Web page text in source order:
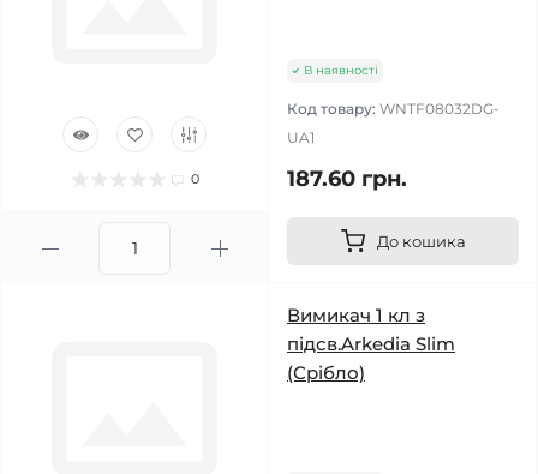
0
В наявності
Код товару: WNTF08032DG-
UA1
187.60 грн.
До кошика
Вимикач 1 кл з
підсв.Arkedia Slim
(Срібло)